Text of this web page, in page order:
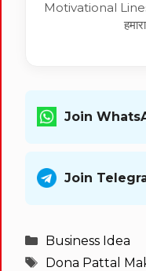
Motivational
Join
Join
Categories
Business Idea
Tags
Dona Pattal